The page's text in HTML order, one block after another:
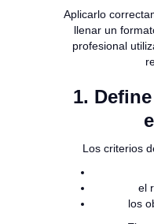
Aplicarlo
llenar un
profesional
1.
Los criterios
el
los